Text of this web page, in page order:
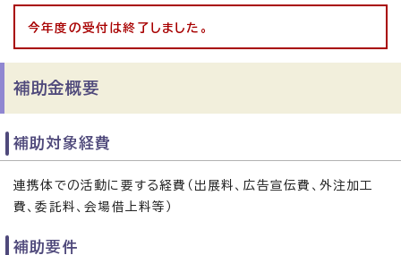
今年度の受付は終了しました。
補助金概要
補助対象経費
連携体での活動に要する経費（出展料、広告宣伝費、外注加工
費、委託料、会場借上料等）
補助要件